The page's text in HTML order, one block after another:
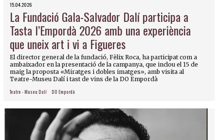
15.04.2026
La Fundació Gala-Salvador Dalí participa a
Tasta l’Empordà 2026 amb una experiència
que uneix art i vi a Figueres
El director general de la fundació, Fèlix Roca, ha participat com a
ambaixador en la presentació de la campanya, que inclou el 15 de
maig la proposta «Miratges i dobles imatges», amb visita al
Teatre-Museu Dalí i tast de vins de la DO Empordà
Teatre - Museu Dalí DO Empordà